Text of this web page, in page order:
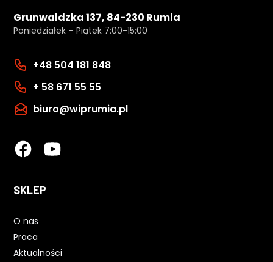
Grunwaldzka 137, 84-230 Rumia
Poniedziałek – Piątek 7:00-15:00
+48 504 181 848
+ 58 671 55 55
biuro@wiprumia.pl
SKLEP
O nas
Praca
Aktualności